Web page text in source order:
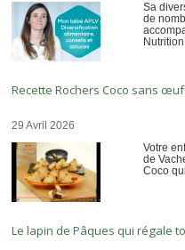
Sa
de
Nutrition
Recette Rochers Coco sans
29 Avril 2026
Votre
de
Coco
Le lapin de Pâques qui régale